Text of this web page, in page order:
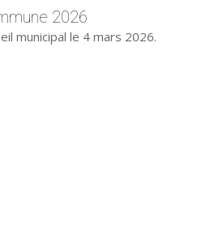
2026
municipal le 4 mars 2026.